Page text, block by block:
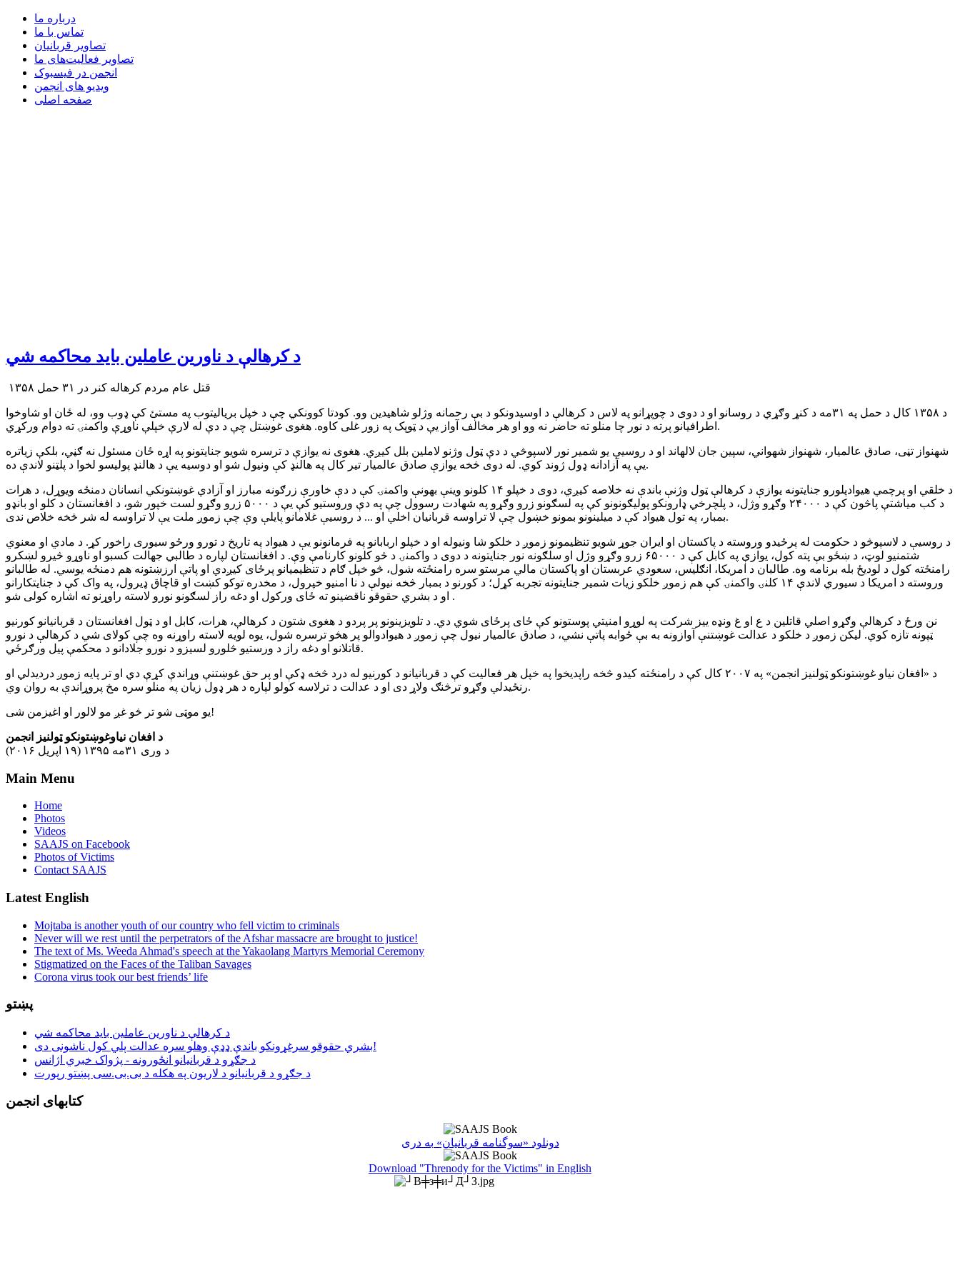
درباره ما
تماس با ما
تصاویر قربانیان
تصاویر فعالیت‌های ما
انجمن در فیسبوک
ویدیو های انجمن
صفحه اصلی
د کرهالې د ناورین عاملین باید محاکمه شي
قتل عام مردم کرهاله کنر در ۳۱ حمل ۱۳۵۸
د ۱۳۵۸ کال د حمل په ۳۱مه د کنړ وګړي د روسانو او د دوی د چوپړانو په لاس د کرهالې د اوسیدونکو د بې رحمانه وژلو شاهیدین وو. کودتا کوونکي چې د خپل بریالیتوب په مستئ کې ډوب وو، له ځان او شاوخوا
اطرافیانو پرته د نور چا منلو ته حاضر نه وو او هر مخالف آواز یې د ټوپک په زور غلی کاوه. هغوی غوښتل چې د دې له لارې خپلې ناوړې واکمنۍ ته دوام ورکړي.
شهنواز تڼی، صادق عالمیار، شهنواز شهواني، سپین جان لالهاند او د روسیې یو شمیر نور لاسپوڅي د دې ټول وژنو لاملین بلل کیږي. هغوی نه یوازې د ترسره شویو جنایتونو په اړه ځان مسئول نه ګڼي، بلکې زیاتره
یې په آزادانه ډول ژوند کوي. له دوی څخه یوازې صادق عالمیار تیر کال په هالنډ کې ونیول شو او دوسیه یې د هالنډ پولیسو لخوا د پلټنو لاندې ده.
د خلقي او پرچمي هیوادپلورو جنایتونه یوازې د کرهالې ټول وژنې باندې نه خلاصه کیږي، دوی د خپلو ۱۴ کلونو وینې بهونې واکمنۍ کې د دې خاورې زرګونه مبارز او آزادي غوښتونکي انسانان دمنځه ویوړل، د هرات
د کب میاشتې پاڅون کې د ۲۴۰۰۰ وګړو وژل، د پلچرخي ډارونکو پولیګونونو کې په لسګونو زرو وګړو په شهادت رسوول چې په دې وروستیو کې یې د ۵۰۰۰ زرو وګړو لست خپور شو، د افغانستان د کلو او بانډو
بمبار، په تول هیواد کې د میلینونو بمونو خښول چې لا تراوسه قربانیان اخلي او ... د روسیې غلامانو پایلې وې چې زموږ ملت یې لا تراوسه له شر څخه خلاص ندی.
د روسیې د لاسپوڅو د حکومت له پرځیدو وروسته د پاکستان او ایران جوړ شويو تنظیمونو زموږ د خلکو شا ونیوله او د خپلو اربابانو په فرمانونو یې د هیواد په تاریخ د تورو ورځو سیوری راخور کړ. د مادي او معنوي
شتمنیو لوټ، د ښځو بې پته کول، یوازې په کابل کې د ۶۵۰۰۰ زرو وګړو وژل او سلګونه نور جنایتونه د دوی د واکمنۍ د څو کلونو کارنامې وې. د افغانستان لپاره د طالبي جهالت کسبو او ناوړو څیرو لښکرو
رامنځته کول د لودیځ بله برنامه وه. طالبان د امریکا، انګلیس، سعودي عربستان او پاکستان مالي مرستو سره رامنځته شول، څو خپل ګام د تنظیمیانو پرځای کیږدي او پاتې ارزښتونه هم دمنځه یوسي. له طالبانو
وروسته د امریکا د سیوري لاندې ۱۴ کلنۍ واکمنۍ کې هم زموږ خلکو زیات شمیر جنایتونه تجربه کړل؛ د کورنو د بمبار څخه نیولې د نا امنیو خپرول، د مخدره توکو کښت او قاچاق ډیرول، په واک کې د جنایتکارانو
او د بشري حقوقو ناقضینو ته ځای ورکول او دغه راز لسګونو نورو لاسته راوړنو ته اشاره کولی شو .
نن ورځ د کرهالې وګړو اصلي قاتلین د ع او غ ونډه ییز شرکت په لوړو امنیتي پوستونو کې ځای پرځای شوي دي. د تلویزینونو پر پردو د هغوی شتون د کرهالې، هرات، کابل او د ټول افغانستان د قربانیانو کورنیو
ټپونه تازه کوي. لیکن زموږ د خلکو د عدالت غوښتنې آوازونه به بې ځوابه پاتې نشي، د صادق عالمیار نیول چې زموږ د هیوادوالو پر هڅو ترسره شول، یوه لویه لاسته راوړنه وه چې کولای شي د کرهالې د نورو
قاتلانو او دغه راز د ورستیو څلورو لسیزو د نورو جلادانو د محکمې پیل ورګرځي.
د «افغان نیاو غوښتونکو ټولنیز انجمن» په ۲۰۰۷ کال کې د رامنځته کیدو څخه راپدیخوا په خپل هر فعالیت کې د قربانیانو د کورنیو له درد څخه ډکې او پر حق غوښتنې وړاندې کړې دي او تر پایه زموږ دردیدلي او
رنځیدلي وګړو ترڅنګ ولاړ دی او د عدالت د ترلاسه کولو لپاره د هر ډول زیان په منلو سره مخ پروړاندې به روان وي.
یو موټی شو تر څو غږ مو لالور او اغیزمن شی!
د افغان نیاوغوښتونکو ټولنیز انجمن
د وری ۳۱مه ۱۳۹۵ (۱۹ اپریل ۲۰۱۶)
Main Menu
Home
Photos
Videos
SAAJS on Facebook
Photos of Victims
Contact SAAJS
Latest English
Mojtaba is another youth of our country who fell victim to criminals
Never will we rest until the perpetrators of the Afshar massacre are brought to justice!
The text of Ms. Weeda Ahmad's speech at the Yakaolang Martyrs Memorial Ceremony
Stigmatized on the Faces of the Taliban Savages
Corona virus took our best friends’ life
پښتو
د کرهالې د ناورین عاملین باید محاکمه شي
بشري حقوقو سرغړونکو باندې ډډې وهلو سره عدالت پلي کول ناشونی دی!
د جګړو د قربانیانو انځورونه - پژواک خبري اژانس
د جګړو د قربانیانو د لاریون په هکله د بی.بی.سی پښتو رپورت
کتابهای انجمن
دونلود «سوگنامه قربانیان» به دری
Download "Threnody for the Victims" in English